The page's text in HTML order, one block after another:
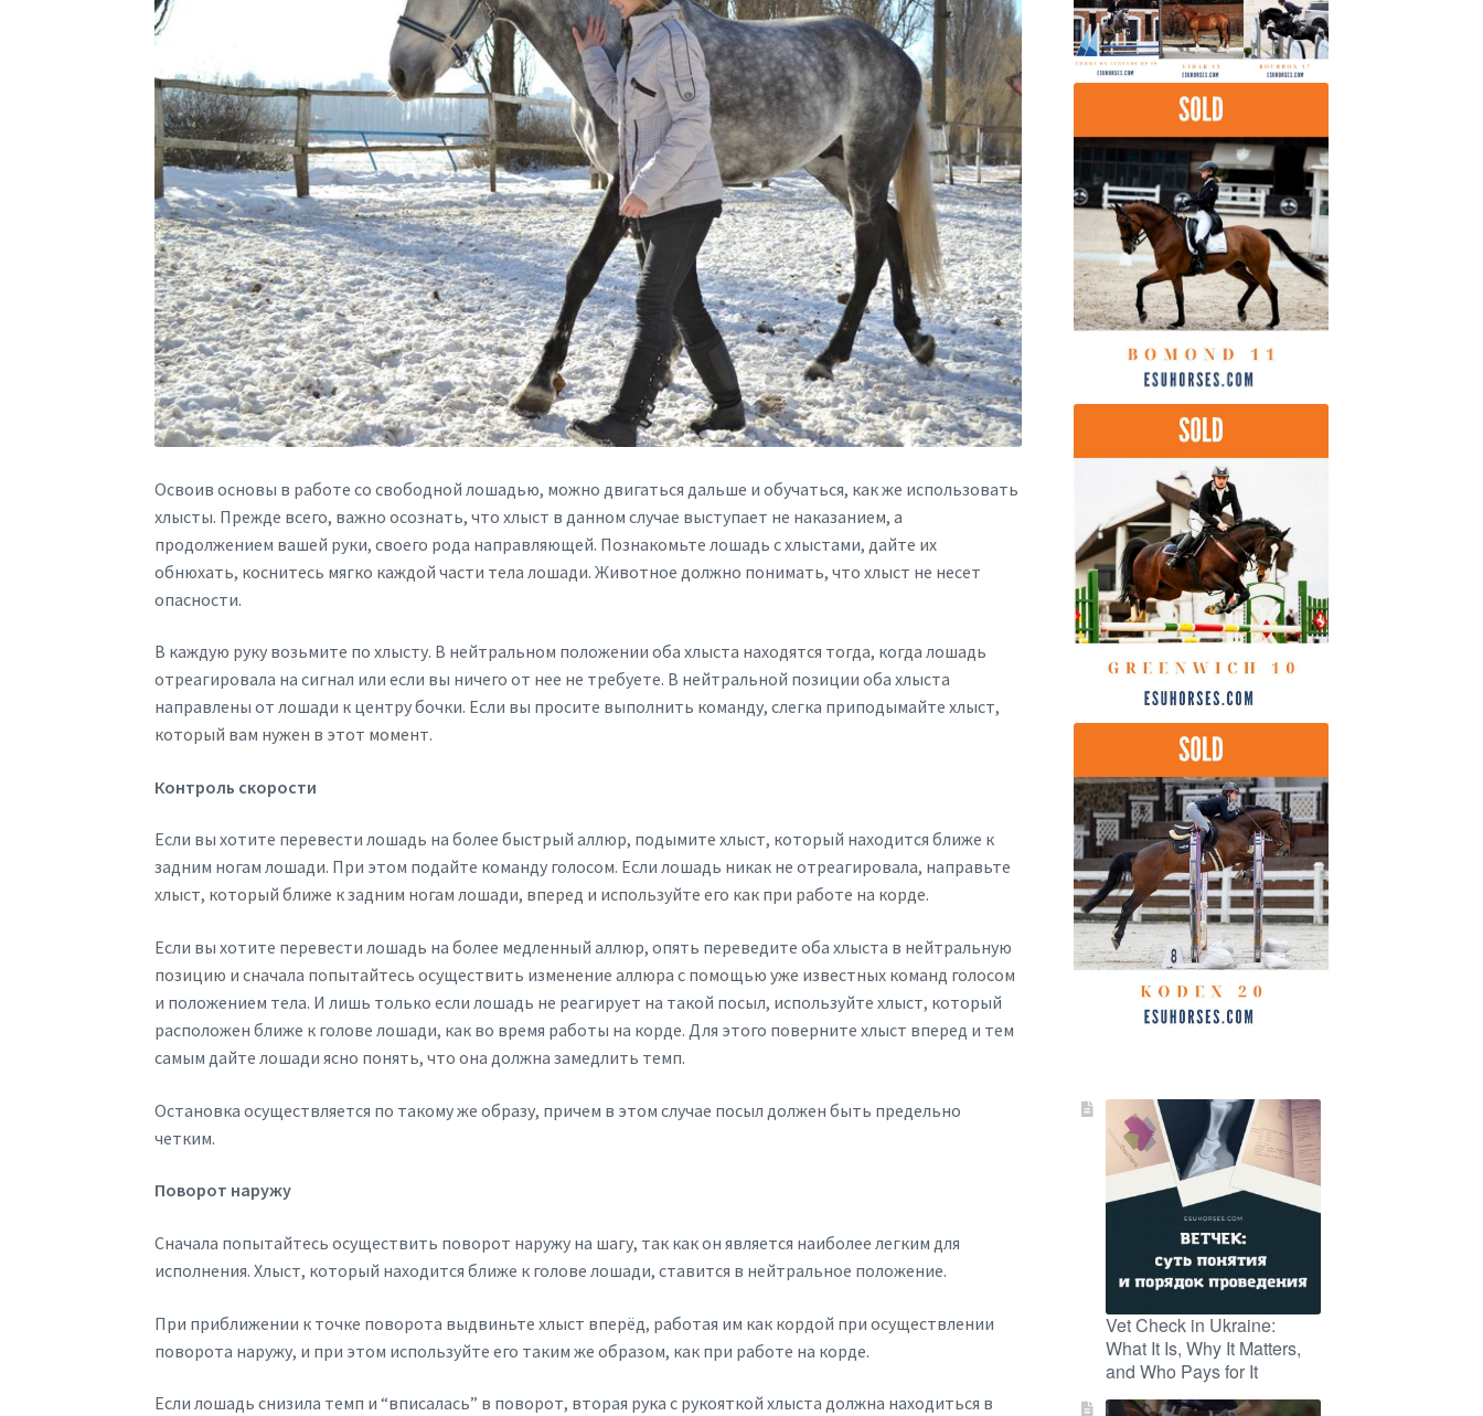
Освоив основы в работе со свободной лошадью, можно двигаться дальше и обучаться, как же использовать
хлысты. Прежде всего, важно осознать, что хлыст в данном случае выступает не наказанием, а
продолжением вашей руки, своего рода направляющей. Познакомьте лошадь с хлыстами, дайте их
обнюхать, коснитесь мягко каждой части тела лошади. Животное должно понимать, что хлыст не несет
опасности.
В каждую руку возьмите по хлысту. В нейтральном положении оба хлыста находятся тогда, когда лошадь
отреагировала на сигнал или если вы ничего от нее не требуете. В нейтральной позиции оба хлыста
направлены от лошади к центру бочки. Если вы просите выполнить команду, слегка приподымайте хлыст,
который вам нужен в этот момент.
Контроль скорости
Если вы хотите перевести лошадь на более быстрый аллюр, подымите хлыст, который находится ближе к
задним ногам лошади. При этом подайте команду голосом. Если лошадь никак не отреагировала, направьте
хлыст, который ближе к задним ногам лошади, вперед и используйте его как при работе на корде.
Если вы хотите перевести лошадь на более медленный аллюр, опять переведите оба хлыста в нейтральную
позицию и сначала попытайтесь осуществить изменение аллюра с помощью уже известных команд голосом
и положением тела. И лишь только если лошадь не реагирует на такой посыл, используйте хлыст, который
расположен ближе к голове лошади, как во время работы на корде. Для этого поверните хлыст вперед и тем
самым дайте лошади ясно понять, что она должна замедлить темп.
Остановка осуществляется по такому же образу, причем в этом случае посыл должен быть предельно
четким.
Поворот наружу
Сначала попытайтесь осуществить поворот наружу на шагу, так как он является наиболее легким для
исполнения. Хлыст, который находится ближе к голове лошади, ставится в нейтральное положение.
При приближении к точке поворота выдвиньте хлыст вперёд, работая им как кордой при осуществлении
поворота наружу, и при этом используйте его таким же образом, как при работе на корде.
Если лошадь снизила темп и “вписалась” в поворот, вторая рука с рукояткой хлыста должна находиться в
Vet Check in Ukraine:
What It Is, Why It Matters,
and Who Pays for It